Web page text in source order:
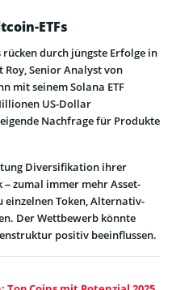
ETFs
durch jüngste Erfolge in
Roy, Senior Analyst von
mit seinem Solana ETF
US-Dollar
Nachfrage für Produkte
Diversifikation ihrer
zumal immer mehr Asset-
einzelnen Token, Alternativ-
Der Wettbewerb könnte
positiv beeinflussen.